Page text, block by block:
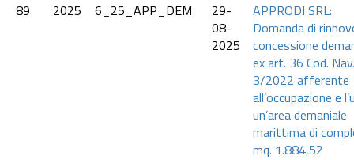
89
2025 6_25_APP_DEM
29-
08-
2025
APPRODI SRL:
Domanda di
concessione
ex art. 36 Cod.
3/2022 afferente
all’occupazione e
un’area demaniale
marittima di
mq. 1.884,52